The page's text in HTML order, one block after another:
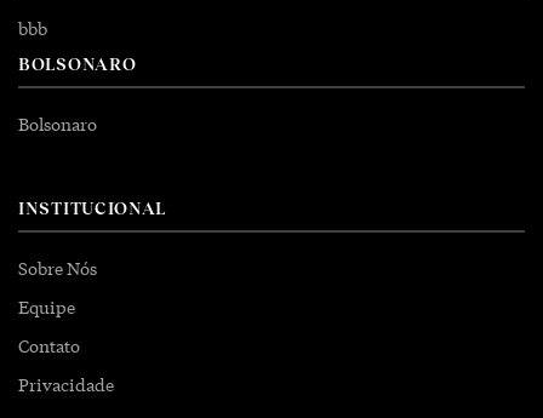
bbb
BOLSONARO
Bolsonaro
INSTITUCIONAL
Sobre Nós
Equipe
Contato
Privacidade